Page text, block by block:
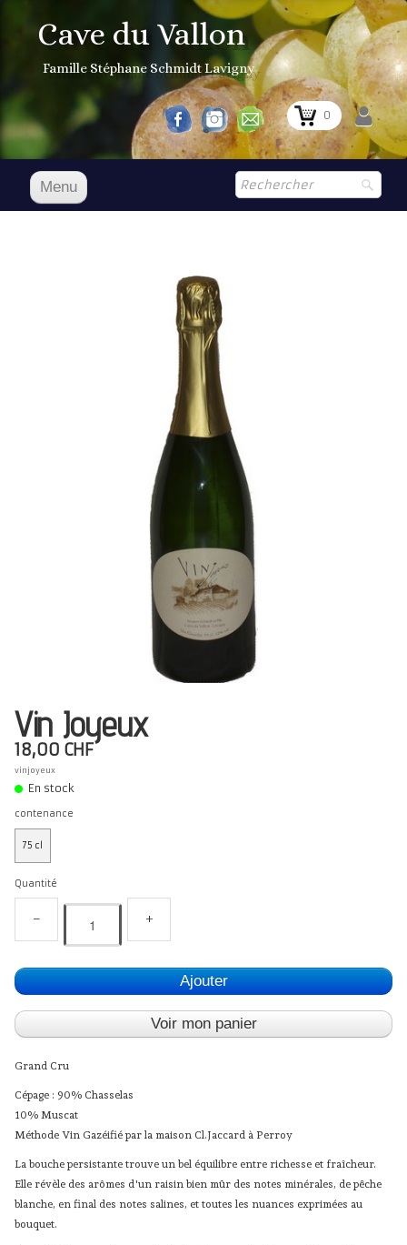
Cave du Vallon
Famille Stéphane Schmidt Lavigny
0
Menu
Infos pratiques
Vin Joyeux
18,00 CHF
vinjoyeux
En stock
contenance
75 cl
Quantité
− +
Ajouter
Voir mon panier
Grand Cru
Cépage : 90% Chasselas
10% Muscat
Méthode Vin Gazéifié par la maison Cl.Jaccard à Perroy
La bouche persistante trouve un bel équilibre entre richesse et fraîcheur.
Elle révèle des arômes d'un raisin bien mûr des notes minérales, de pêche
blanche, en final des notes salines, et toutes les nuances exprimées au
bouquet.